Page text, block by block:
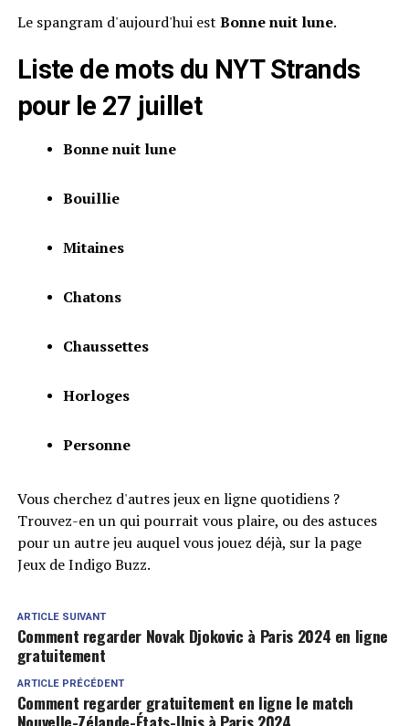
Le spangram d'aujourd'hui est Bonne nuit lune.
Liste de mots du NYT Strands
pour le 27 juillet
Bonne nuit lune
Bouillie
Mitaines
Chatons
Chaussettes
Horloges
Personne
Vous cherchez d'autres jeux en ligne quotidiens ?
Trouvez-en un qui pourrait vous plaire, ou des astuces
pour un autre jeu auquel vous jouez déjà, sur la page
Jeux de Indigo Buzz.
ARTICLE SUIVANT
Comment regarder Novak Djokovic à Paris 2024 en ligne
gratuitement
ARTICLE PRÉCÉDENT
Comment regarder gratuitement en ligne le match